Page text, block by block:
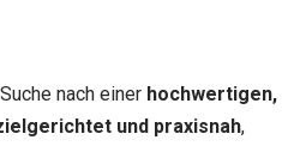
nach einer hochwertigen,
und praxisnah,